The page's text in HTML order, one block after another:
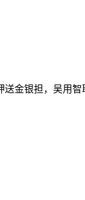
金银担，吴用